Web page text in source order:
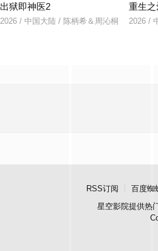
出狱即神医2
2026 / 中国大陆 / 陈柄希＆周沁桐
重生之
2026 /
RSS订阅 百度蜘
星空影院提供热